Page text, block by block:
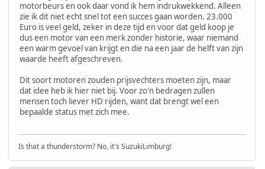
motorbeurs en ook daar vond ik hem indrukwekkend. Alleen
zie ik dit niet echt snel tot een succes gaan worden. 23.000
Euro is veel geld, zeker in deze tijd en voor dat geld koop je
dus een motor van een merk zonder historie, waar niemand
een warm gevoel van krijgt en die na een jaar de helft van zijn
waarde heeft afgeschreven.
Dit soort motoren zouden prijsvechters moeten zijn, maar
dat idee heb ik hier niet bij. Voor zo'n bedragen zullen
mensen toch liever HD rijden, want dat brengt wel een
bepaalde status met zich mee.
Is that a thunderstorm? No, it's SuzukiLimburg!